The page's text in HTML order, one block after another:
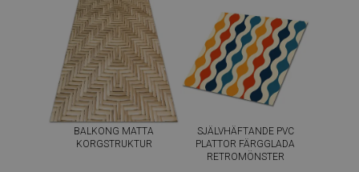
BALKONG MATTA
KORGSTRUKTUR
SJÄLVHÄFTANDE PVC
PLATTOR FÄRGGLADA
RETROMÖNSTER